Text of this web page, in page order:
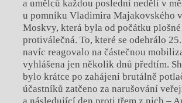
a umělců každou poslední neděli v
u pomníku Vladimira Majakovského
Moskvy, která byla od počátku
protiválečná. To, které se odehrálo
navíc reagovalo na částečnou
vyhlášena jen několik dnů předtím.
bylo krátce po zahájení brutálně
účastníků zatčeno za narušování